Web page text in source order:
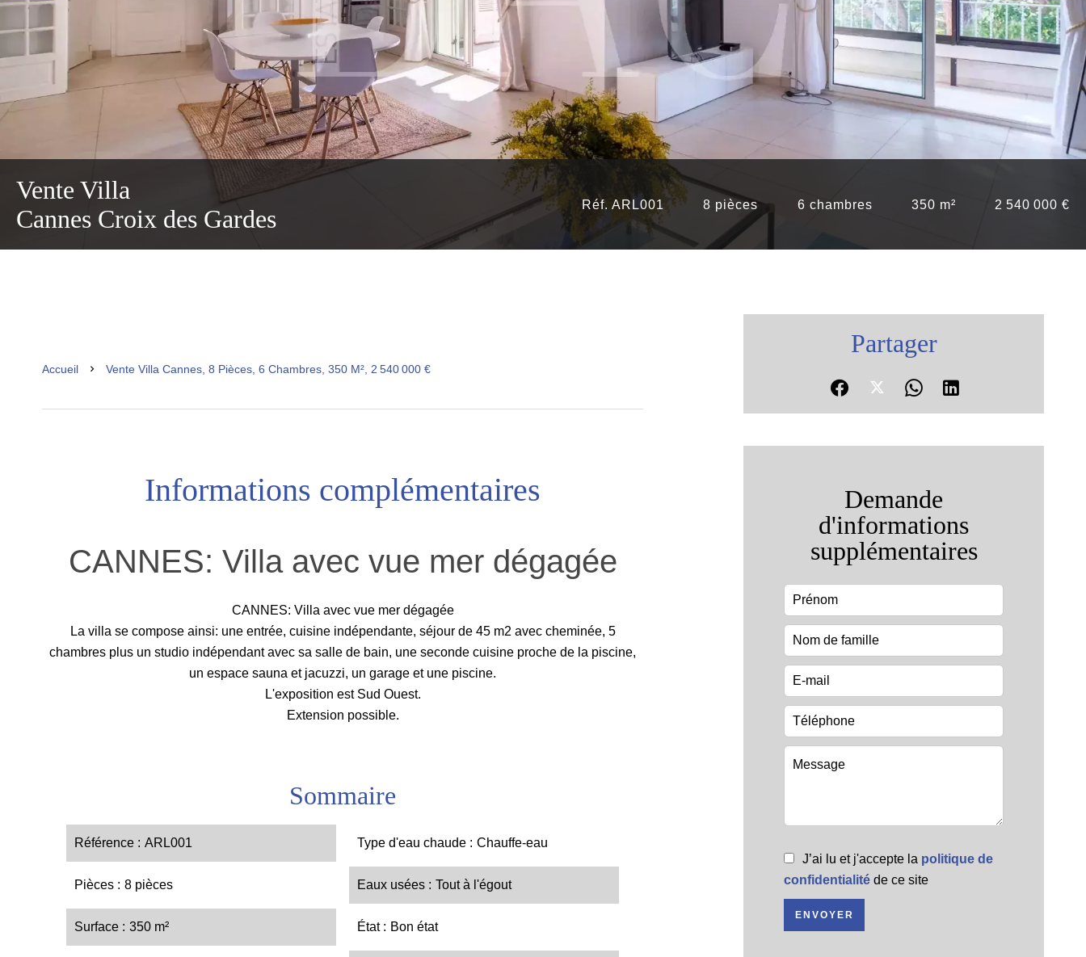
Vente Villa
Cannes Croix des Gardes
Réf. ARL001 8 pièces 6 chambres 350 m² 2 540 000 €
Accueil Vente Villa Cannes, 8 Pièces, 6 Chambres, 350 M², 2 540 000 €
Informations complémentaires
CANNES: Villa avec vue mer dégagée
CANNES: Villa avec vue mer dégagée
La villa se compose ainsi: une entrée, cuisine indépendante, séjour de 45 m2 avec cheminée, 5
chambres plus un studio indépendant avec sa salle de bain, une seconde cuisine proche de la piscine,
un espace sauna et jacuzzi, un garage et une piscine.
L'exposition est Sud Ouest.
Extension possible.
Sommaire
Référence ARL001
Pièces 8 pièces
Surface 350 m²
Type d'eau chaude Chauffe-eau
Eaux usées Tout à l'égout
État Bon état
Partager
Demande
d'informations
supplémentaires
J’ai lu et j'accepte la politique de
confidentialité de ce site
ENVOYER